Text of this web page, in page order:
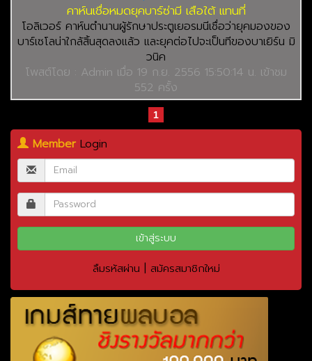
คาห์นเชื่อหมดยุคบาร์ซ่ามี เสือใต้ แทนที่
โอลิเวอร์ คาห์นตำนานผู้รักษาประตูเยอรมนีเชื่อว่ายุคมองของ
บาร์เซโลน่าใกล้สิ้นสุดลงแล้ว และยุคต่อไปจะเป็นทีของบาเยิร์น มิ
วนิค
โพสต์โดย : Admin เมื่อ 19 ก.ย. 2556 15:50:14 น. เข้าชม
552 ครั้ง
1
Member Login
ลืมรหัสผ่าน | สมัครสมาชิกใหม่